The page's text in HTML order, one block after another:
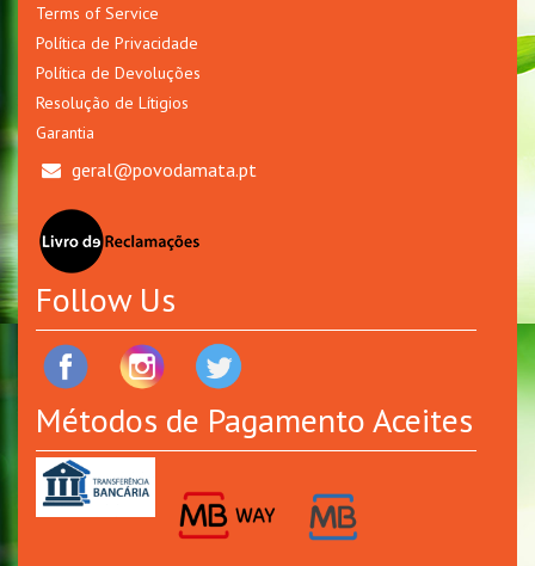
Terms of Service
Política de Privacidade
Política de Devoluções
Resolução de Lítigios
Garantia
geral@povodamata.pt
Follow Us
Métodos de Pagamento Aceites